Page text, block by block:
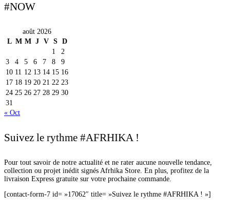
#NOW
août 2026
L M M J V S D
1
2
3
4 5 6 7 8
9
10 11 12 13 14 15 16
17 18 19 20 21 22 23
24 25 26 27 28 29 30
31
« Oct
Suivez le rythme #AFRHIKA !
Pour tout savoir de notre actualité et ne rater aucune nouvelle tendance,
collection ou projet inédit signés Afrhika Store. En plus, profitez de la
livraison Express gratuite sur votre prochaine commande.
[contact-form-7 id= »17062″ title= »Suivez le rythme #AFRHIKA ! »]